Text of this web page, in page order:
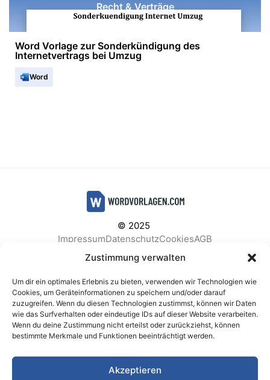
Zustimmung verwalten
Um dir ein optimales Erlebnis zu bieten, verwenden wir Technologien wie
Cookies, um Geräteinformationen zu speichern und/oder darauf
zuzugreifen. Wenn du diesen Technologien zustimmst, können wir Daten
wie das Surfverhalten oder eindeutige IDs auf dieser Website verarbeiten.
Wenn du deine Zustimmung nicht erteilst oder zurückziehst, können
bestimmte Merkmale und Funktionen beeinträchtigt werden.
Akzeptieren
Recht & Verträge
Word Vorlage zur Sonderkündigung des
Internetvertrags bei Umzug
Word
© 2025
ImpressumDatenschutzCookiesAGB
Facebook
Instagram
BELIEBTE KATEGORIEN
Berichte & Analysen Business
Einkauf & Beschaffung
Gesundheit & Vorsorge